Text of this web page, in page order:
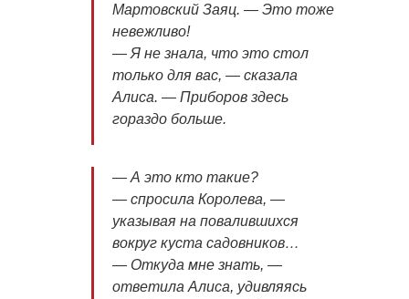
Мартовский Заяц. — Это тоже
невежливо!
— Я не знала, что это стол
только для вас, — сказала
Алиса. — Приборов здесь
гораздо больше.
— А это кто такие?
— спросила Королева, —
указывая на повалившихся
вокруг куста садовников…
— Откуда мне знать, —
ответила Алиса, удивляясь